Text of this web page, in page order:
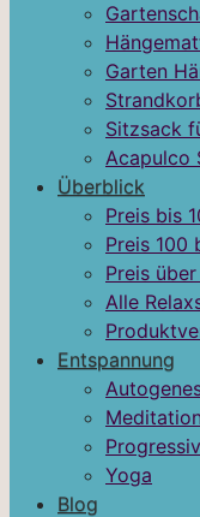
Garten
Sitzsack
Acapulco
Überblick
Preis bis
Preis 100
Preis
Alle
Entspannung
Meditation
Yoga
Blog